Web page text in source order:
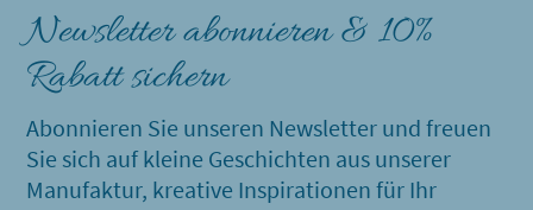
Newsletter abonnieren & 10%
Rabatt sichern
Abonnieren Sie unseren Newsletter und freuen
Sie sich auf kleine Geschichten aus unserer
Manufaktur, kreative Inspirationen für Ihr